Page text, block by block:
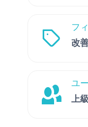
フ
改
ユ
上